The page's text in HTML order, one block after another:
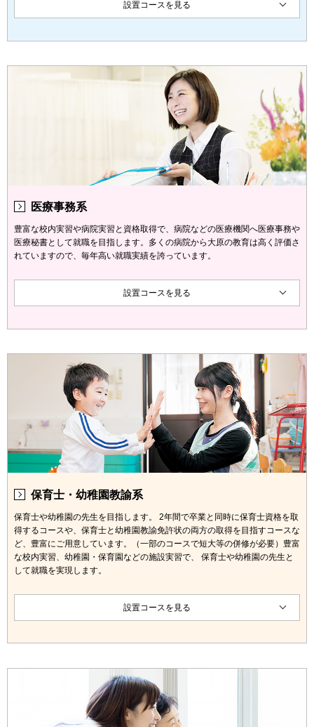
設置コースを見る
医療事務系
豊富な校内実習や病院実習と資格取得で、病院などの医療機関へ医療事務や
医療秘書として就職を目指します。多くの病院から大原の教育は高く評価さ
れていますので、毎年高い就職実績を誇っています。
設置コースを見る
保育士・幼稚園教諭系
保育士や幼稚園の先生を目指します。 2年間で卒業と同時に保育士資格を取
得するコースや、保育士と幼稚園教諭免許状の両方の取得を目指すコースな
ど、豊富にご用意しています。（一部のコースで短大等の併修が必要）豊富
な校内実習、幼稚園・保育園などの施設実習で、 保育士や幼稚園の先生と
して就職を実現します。
設置コースを見る